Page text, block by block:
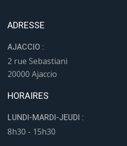
ADRESSE
AJACCIO :
2 rue Sebastiani
20000 Ajaccio
HORAIRES
LUNDI-MARDI-JEUDI :
8h30 - 15h30